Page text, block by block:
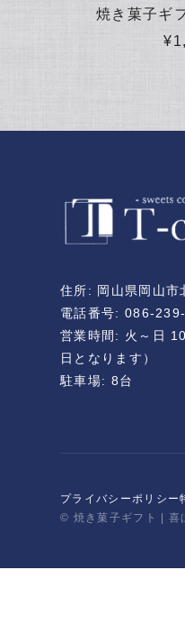
焼き菓子ギ
住所: 岡山県岡山市
電話番号: 086-
営業時間: 火～日
日となります）
駐車場: 8台
プライバシーポリシー
© 焼き菓子ギフト | 喜